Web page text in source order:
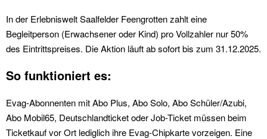
In der Erlebniswelt Saalfelder Feengrotten zahlt eine
Begleitperson (Erwachsener oder Kind) pro Vollzahler nur 50%
des Eintrittspreises. Die Aktion läuft ab sofort bis zum 31.12.2025.
So funktioniert es:
Evag-Abonnenten mit Abo Plus, Abo Solo, Abo Schüler/Azubi,
Abo Mobil65, Deutschlandticket oder Job-Ticket müssen beim
Ticketkauf vor Ort lediglich ihre Evag-Chipkarte vorzeigen. Eine